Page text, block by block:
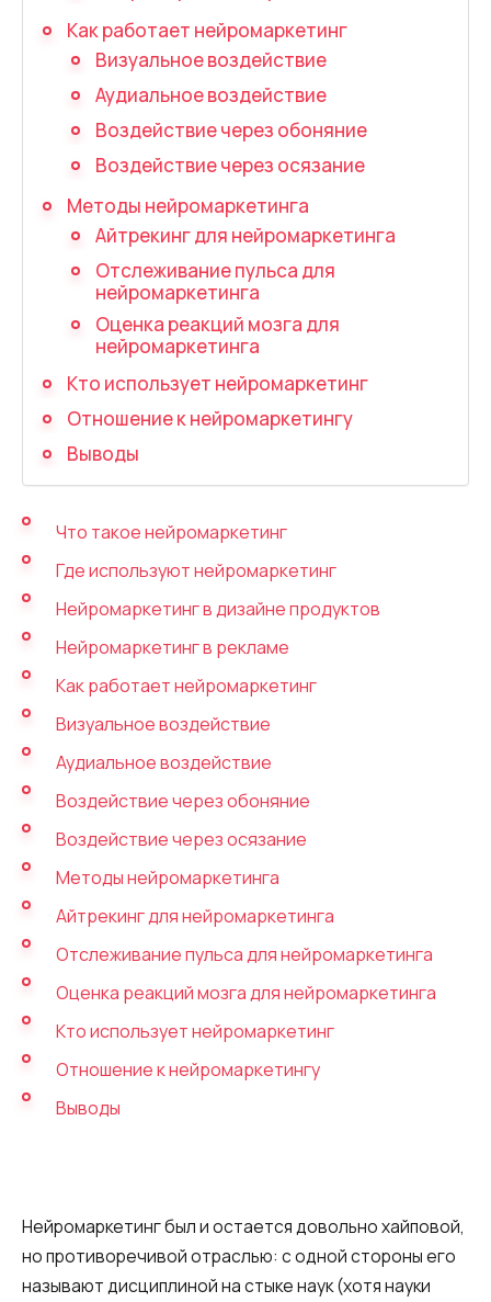
Запись телефонных разговоров
Речевая аналитика
UniTalk Contact Center
SIP-телефония
Автоматизация
Голосовой AI-агент
Автоматическая система
распределения звонков
Голосовой робот
UniTalk Chat
Автообзвон
Автоматический перезвон клиентам
Автоинформатор
Конструктор телефонных событий
Дополнительные услуги
СПАМ-мониторинг телефонных
номеров
Международные SMS-рассылки
Синтез речи
Голосовое приветствие
Сервис подтверждения номера
телефона
Телефонная аналитика для бизнеса
Viber-рассылки
Как работает нейромаркетинг
Визуальное воздействие
Аудиальное воздействие
Воздействие через обоняние
Воздействие через осязание
Методы нейромаркетинга
Айтрекинг для нейромаркетинга
Отслеживание пульса для
нейромаркетинга
Оценка реакций мозга для
нейромаркетинга
Кто использует нейромаркетинг
Отношение к нейромаркетингу
Выводы
Что такое нейромаркетинг
Где используют нейромаркетинг
Нейромаркетинг в дизайне продуктов
Нейромаркетинг в рекламе
Как работает нейромаркетинг
Визуальное воздействие
Аудиальное воздействие
Воздействие через обоняние
Воздействие через осязание
Методы нейромаркетинга
Айтрекинг для нейромаркетинга
Отслеживание пульса для нейромаркетинга
Оценка реакций мозга для нейромаркетинга
Кто использует нейромаркетинг
Отношение к нейромаркетингу
Выводы
Нейромаркетинг был и остается довольно хайповой,
но противоречивой отраслью: с одной стороны его
называют дисциплиной на стыке наук (хотя науки